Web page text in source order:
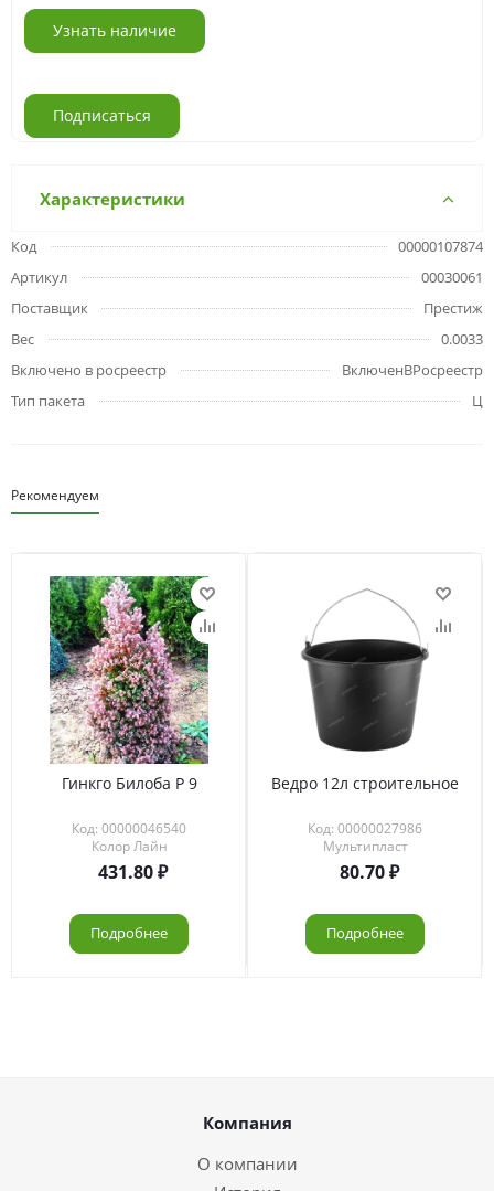
Узнать наличие
Подписаться
Характеристики
Код
00000107874
Артикул
00030061
Поставщик
Престиж
Вес
0.0033
Включено в росреестр
ВключенВРосреестр
Тип пакета
Ц
Рекомендуем
Гинкго Билоба Р 9
Код: 00000046540
Колор Лайн
431.80
Подробнее
Ведро 12л строительное
Код: 00000027986
Мультипласт
80.70
Подробнее
Компания
О компании